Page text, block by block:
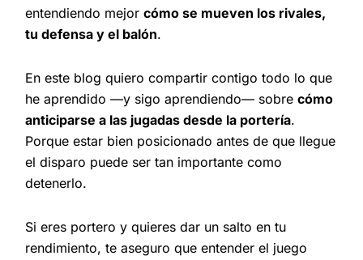
entendiendo mejorcómo se mueven los rivales,
tu defensa y el balón.
En este blog quiero compartir contigo todo lo que
he aprendido —y sigo aprendiendo— sobrecómo
anticiparse a las jugadas desde la portería.
Porque estar bien posicionado antes de que llegue
el disparo puede ser tan importante como
detenerlo.
Si eres portero y quieres dar un salto en tu
rendimiento, te aseguro que entender el juego